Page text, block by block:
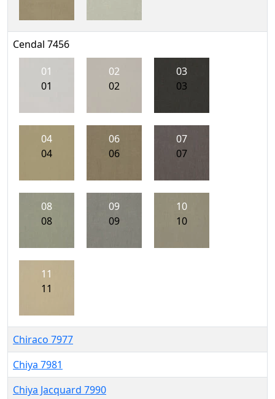
Cendal 7456
01
01
02
02
03
03
04
04
06
06
07
07
08
08
09
09
10
10
11
11
Chiraco 7977
Chiya 7981
Chiya Jacquard 7990